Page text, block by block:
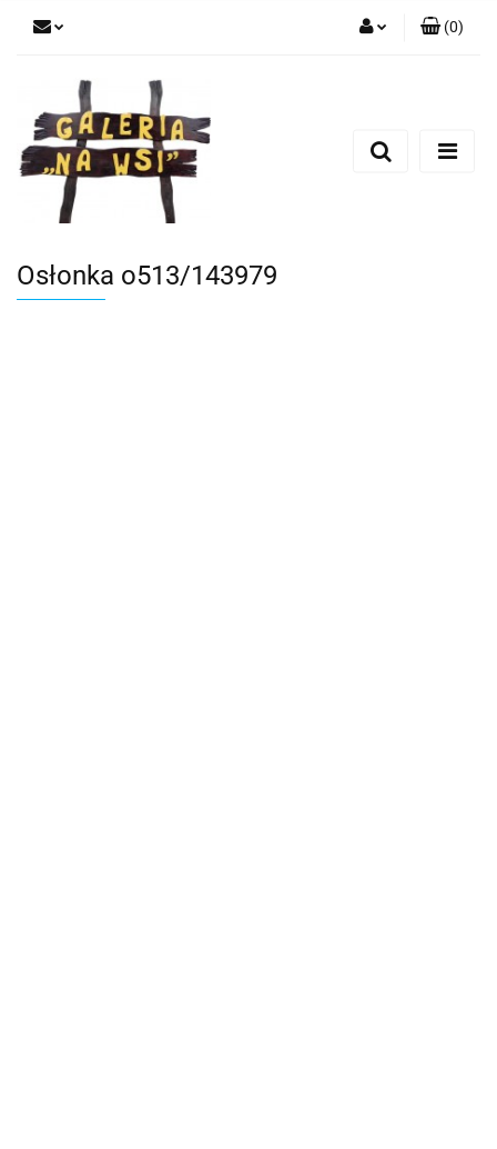
Dodaj zgłoszenie
(0)
Osłonka o513/143979